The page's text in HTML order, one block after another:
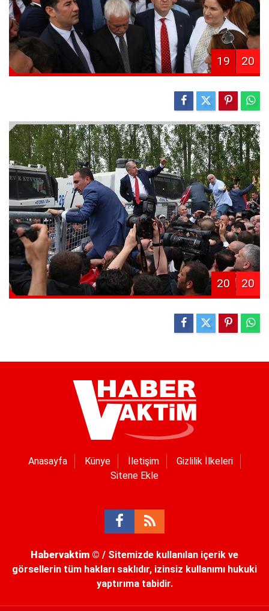
19 20
20 20
Anasayfa Künye İletişim
Gizlilik İlkeleri
Sitene Ekle
Habervaktim © / Sitemizde kullanılan içerik ve
görsellerin tüm hakları saklıdır, izinsiz kullanımı hukuki
yaptırıma tabidir.